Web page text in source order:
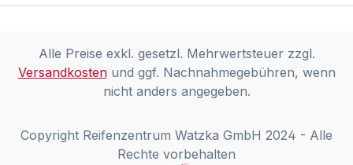
Alle Preise exkl. gesetzl. Mehrwertsteuer zzgl.
Versandkostenund ggf. Nachnahmegebühren, wenn
nicht anders angegeben.
Copyright Reifenzentrum Watzka GmbH 2024 - Alle
Rechte vorbehalten